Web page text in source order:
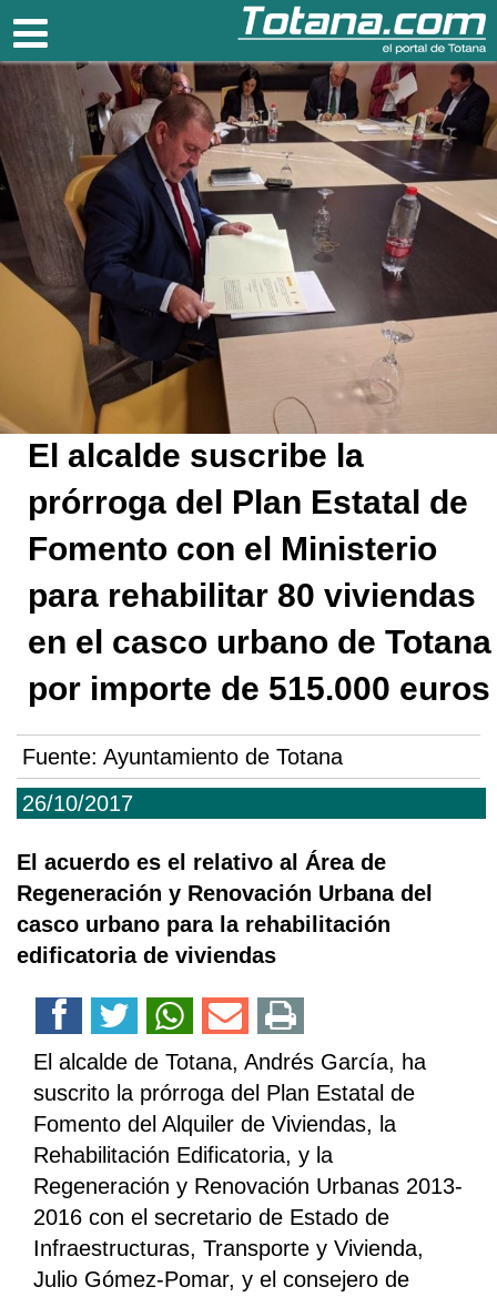
Totana.com
26/10/2017
El alcalde suscribe la
prórroga del Plan Estatal de
Fomento con el Ministerio
para rehabilitar 80 viviendas
en el casco urbano de Totana
por importe de 515.000 euros
Fuente: Ayuntamiento de Totana
El acuerdo es el relativo al Área de
Regeneración y Renovación Urbana del
casco urbano para la rehabilitación
edificatoria de viviendas
El alcalde de Totana, Andrés García, ha
suscrito la prórroga del Plan Estatal de
Fomento del Alquiler de Viviendas, la
Rehabilitación Edificatoria, y la
Regeneración y Renovación Urbanas 2013-
2016 con el secretario de Estado de
Infraestructuras, Transporte y Vivienda,
Julio Gómez-Pomar, y el consejero de